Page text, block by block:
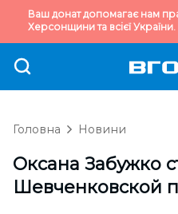
Ваш донат допомагає нам
Херсонщини та всієї України.
Головна Новини
Оксана Забужко
Шевченковской